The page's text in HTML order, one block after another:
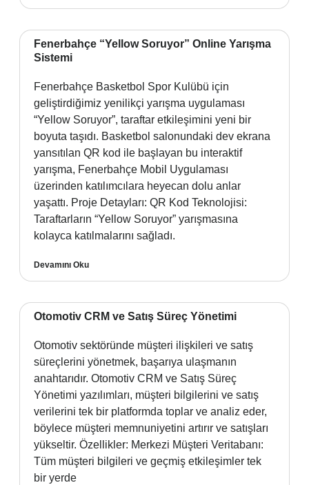
Fenerbahçe “Yellow Soruyor” Online Yarışma
Sistemi
Fenerbahçe Basketbol Spor Kulübü için
geliştirdiğimiz yenilikçi yarışma uygulaması
“Yellow Soruyor”, taraftar etkileşimini yeni bir
boyuta taşıdı. Basketbol salonundaki dev ekrana
yansıtılan QR kod ile başlayan bu interaktif
yarışma, Fenerbahçe Mobil Uygulaması
üzerinden katılımcılara heyecan dolu anlar
yaşattı. Proje Detayları: QR Kod Teknolojisi:
Taraftarların “Yellow Soruyor” yarışmasına
kolayca katılmalarını sağladı.
Devamını Oku
Otomotiv CRM ve Satış Süreç Yönetimi
Otomotiv sektöründe müşteri ilişkileri ve satış
süreçlerini yönetmek, başarıya ulaşmanın
anahtarıdır. Otomotiv CRM ve Satış Süreç
Yönetimi yazılımları, müşteri bilgilerini ve satış
verilerini tek bir platformda toplar ve analiz eder,
böylece müşteri memnuniyetini artırır ve satışları
yükseltir. Özellikler: Merkezi Müşteri Veritabanı:
Tüm müşteri bilgileri ve geçmiş etkileşimler tek
bir yerde